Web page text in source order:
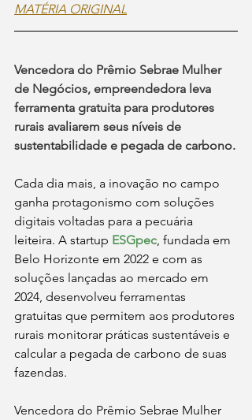
MATÉRIA ORIGINAL
Vencedora do Prêmio Sebrae Mulher
de Negócios, empreendedora leva
ferramenta gratuita para produtores
rurais avaliarem seus níveis de
sustentabilidade e pegada de carbono.
Cada dia mais, a inovação no campo
ganha protagonismo com soluções
digitais voltadas para a pecuária
leiteira. A startup ESGpec , fundada em
Belo Horizonte em 2022 e com as
soluções lançadas ao mercado em
2024, desenvolveu ferramentas
gratuitas que permitem aos produtores
rurais monitorar práticas sustentáveis e
calcular a pegada de carbono de suas
fazendas.
Vencedora do Prêmio Sebrae Mulher